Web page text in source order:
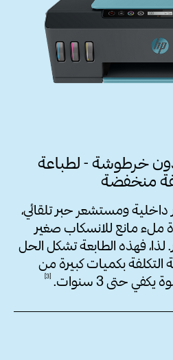
خرطوشة - لطباعة
منخفضة
ومستشعر حبر تلقائي،
مانع للانسكاب صغير
لذا، فهذه الطابعة تشكل الحل
التكلفة بكميات كبيرة من
يكفي حتى 3
سنوات. 3